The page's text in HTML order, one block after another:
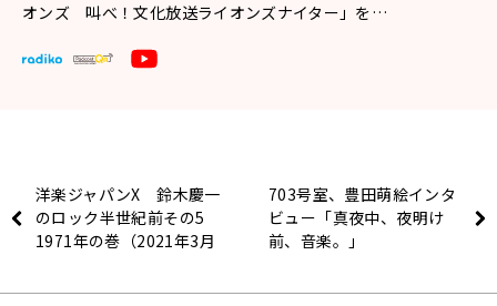
オンズ 叫べ！文化放送ライオンズナイター」を…
洋楽ジャパンX 鈴木慶一
のロック半世紀前その5
1971年の巻（2021年3月
703号室、豊田萌絵インタ
ビュー「真夜中、夜明け
前、音楽。」